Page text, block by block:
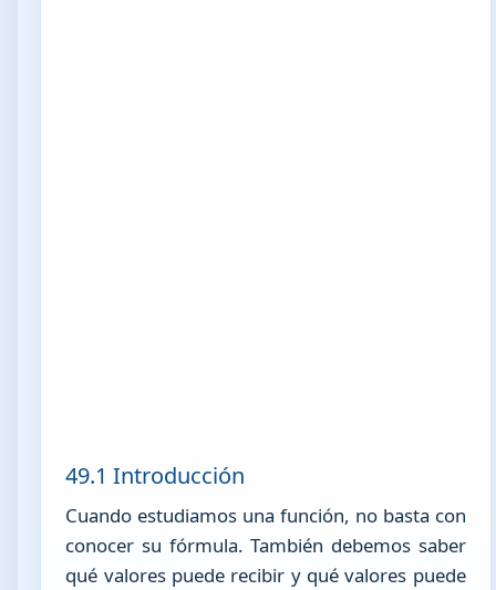
49.1 Introducción
Cuando estudiamos una función, no basta con
conocer su fórmula. También debemos saber
qué valores puede recibir y qué valores puede